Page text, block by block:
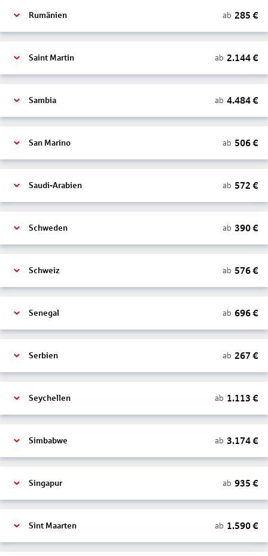
Rumänien ab 285 €
Saint Martin ab 2.144€
Sambia ab 4.484€
San Marino ab 506€
Saudi-Arabien ab 572 €
Schweden ab 390€
Schweiz ab 576€
Senegal ab 696€
Serbien ab 267 €
Seychellen ab 1.113 €
Simbabwe ab 3.174€
Singapur ab 935 €
Sint Maarten ab 1.590€